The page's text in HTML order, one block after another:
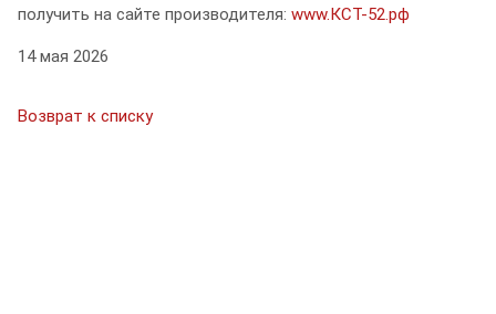
получить на сайте производителя: www.КСТ-52.рф
14 мая 2026
Возврат к списку